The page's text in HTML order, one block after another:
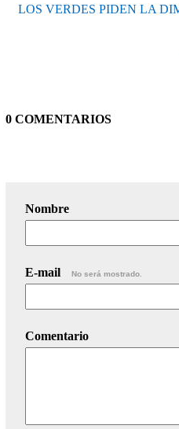
LOS VERDES PIDEN LA
0 COMENTARIOS
Nombre
E-mail No será mostrado.
Comentario